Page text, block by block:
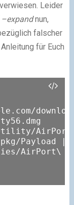
Leider
nun,
falscher
für Euch
Payload